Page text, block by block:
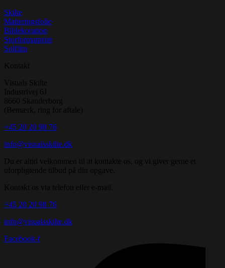
Skilte
Matteringsfolie
Bildekoration
Storformatprint
Solfilm
Kontakt
Visuals Skilte
Industrivej 6J
8660 Skanderborg
(Bemærk, ring for aftale)
+45 20 20 98 76
info@visualsskilte.dk
Du er altid velkommen til at kontakte os, og vi giver gerne et
uforpligtende tilbud på din opgave.
Kontakt os via telefon eller e-mail.
+45 20 20 98 76
info@visualsskilte.dk
Facebook-f